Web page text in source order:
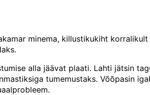
minema, killustikukiht korralikult
alla jäävat plaati. Lahti jätsin
tumemustaks. Võõpasin